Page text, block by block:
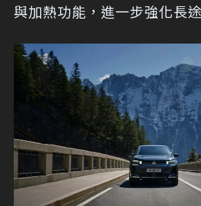
與加熱功能，進一步強化長